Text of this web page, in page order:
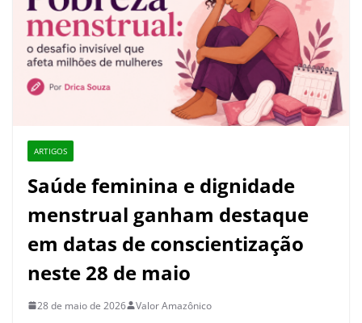
ARTIGOS
Saúde feminina e dignidade
menstrual ganham destaque
em datas de conscientização
neste 28 de maio
28 de maio de 2026 Valor Amazônico